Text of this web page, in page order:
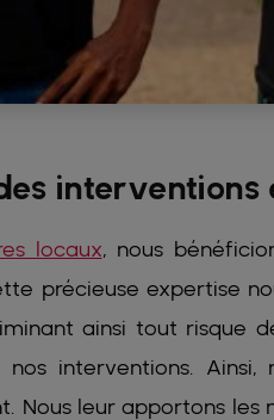
interventions
locaux, nous
précieuse expertise
ainsi tout risque
interventions. Ainsi,
leur apportons les